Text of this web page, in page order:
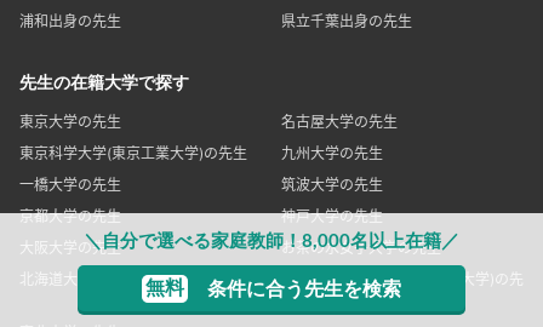
＼自分で選べる家庭教師！8,000名以上在籍／
無料 条件に合う先生を検索
浦和出身の先生
県立千葉出身の先生
先生の在籍大学で探す
東京大学の先生
名古屋大学の先生
東京科学大学(東京工業大学)の先生
九州大学の先生
一橋大学の先生
筑波大学の先生
京都大学の先生
神戸大学の先生
大阪大学の先生
お茶の水女子大学の先生
北海道大学の先生
東京科学大学(東京医科歯科大学)の先
生